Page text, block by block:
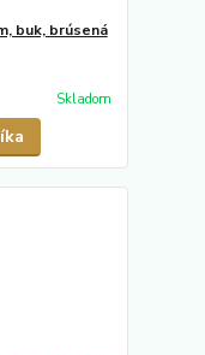
buk, brúsená
Skladom